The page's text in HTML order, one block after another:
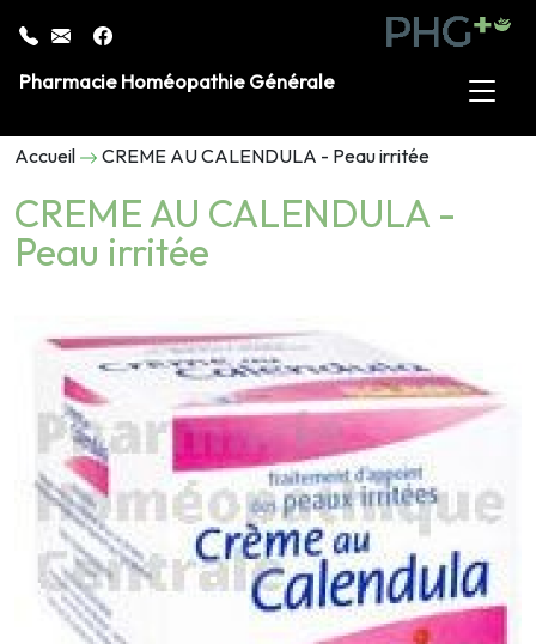
Pharmacie Homéopathie Générale
Accueil CREME AU CALENDULA - Peau irritée
CREME AU CALENDULA -
Peau irritée